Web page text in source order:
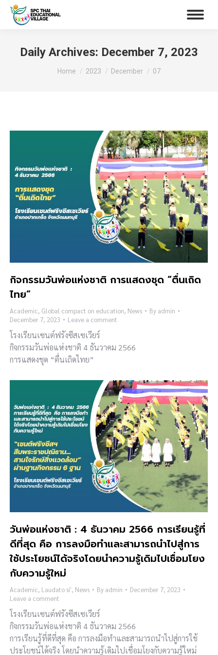
Daily Archives: December 7, 2023
You are here:
Home 2023 December 07
กิจกรรมวันพ่อแห่งชาติ การแสดงชุด “ตื่นเถิด
ไทย”
Academic, Global compact on education, News By admin
December 7, 2023
Leave a comment
โรงเรียนเซนต์ฟรังซีสเซเวียร์
กิจกรรมวันพ่อแห่งชาติ 4 ธันวาคม 2566
การแสดงชุด “ตื่นเถิดไทย”
วันพ่อแห่งชาติ : 4 ธันวาคม 2566 ​การเรียนรู้ที่
ดีที่สุด คือ การลงมือทำและสามารถนำไปสู่การ
ใช้ประโยชน์ได้จริงโดยนำความรู้เดิมไปเชื่อมโยง
กับความรู้ใหม่
Academic, Laudato si', News By admin
December 7, 2023
Leave a comment
โรงเรียนเซนต์ฟรังซีสเซเวียร์
กิจกรรมวันพ่อแห่งชาติ 4 ธันวาคม 2566
การเรียนรู้ที่ดีที่สุด คือ การลงมือทำและสามารถนำไปสู่การใช้
ประโยชน์ได้จริง โดยนำความรู้เดิมไปเชื่อมโยงกับความรู้ใหม่